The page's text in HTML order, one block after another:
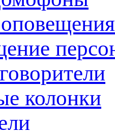
колонки